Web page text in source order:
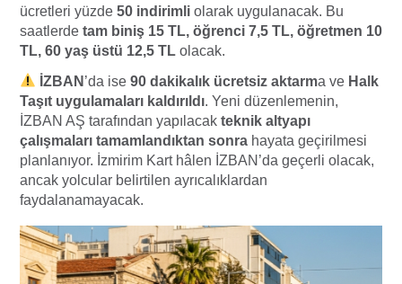
ücretleri yüzde 50 indirimli olarak uygulanacak. Bu
saatlerde tam biniş 15 TL, öğrenci 7,5 TL, öğretmen 10
TL, 60 yaş üstü 12,5 TL olacak.
İZBAN ’da ise 90 dakikalık ücretsiz aktarma ve Halk
Taşıt uygulamaları kaldırıldı. Yeni düzenlemenin,
İZBAN AŞ tarafından yapılacak teknik altyapı
çalışmaları tamamlandıktan sonra hayata geçirilmesi
planlanıyor. İzmirim Kart hâlen İZBAN’da geçerli olacak,
ancak yolcular belirtilen ayrıcalıklardan
faydalanamayacak.